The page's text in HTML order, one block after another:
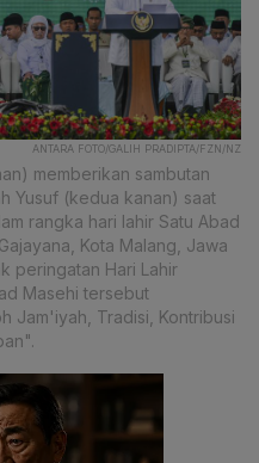
ANTARA FOTO/GALIH PRADIPTA/FZN/NZ
memberikan sambutan
Yusuf (kedua kanan) saat
rangka hari lahir Satu Abad
Kota Malang, Jawa
peringatan Hari Lahir
Masehi tersebut
Jam'iyah, Tradisi, Kontribusi